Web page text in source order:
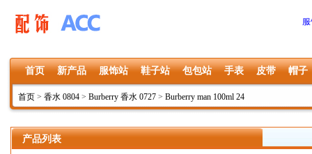
首页 新产品 服饰站 鞋子站 包包站 手表 皮带 帽子
首页 > 香水 0804 > Burberry 香水 0727 > Burberry man 100ml 24
产品列表